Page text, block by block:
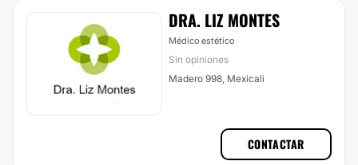
DRA. LIZ MONTES
Médico estético
Sin opiniones
Madero 998, Mexicali
CONTACTAR